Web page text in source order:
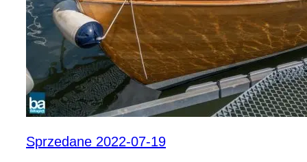
Sprzedane 2022-07-19